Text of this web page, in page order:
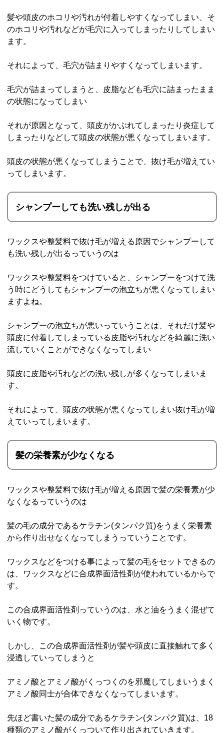
髪や頭皮のホコリや汚れが付着しやすくなってしまい、そ
のホコリや汚れなどが毛穴に入ってしまったりしてしまい
ます。
それによって、毛穴が詰まりやすくなってしまいます。
毛穴が詰まってしまうと、皮脂なども毛穴に詰まったまま
の状態になってしまい
それが原因となって、頭皮がかぶれてしまったり炎症して
しまったりなどして頭皮の状態が悪くなってしまいます。
頭皮の状態が悪くなってしまうことで、抜け毛が増えてい
ってしまいます。
シャンプーしても洗い残しが出る
ワックスや整髪料で抜け毛が増える原因でシャンプーして
も洗い残しが出るっていうのは
ワックスや整髪料をつけていると、シャンプーをつけて洗
う時にどうしてもシャンプーの泡立ちが悪くなってしまい
ますよね。
シャンプーの泡立ちが悪いっていうことは、それだけ髪や
頭皮に付着してしまっている皮脂や汚れなどを綺麗に洗い
流していくことができなくなってしまい
頭皮に皮脂や汚れなどの洗い残しが多くなってしまいま
す。
それによって、頭皮の状態が悪くなってしまい抜け毛が増
えていってしまいます。
髪の栄養素が少なくなる
ワックスや整髪料で抜け毛が増える原因で髪の栄養素が少
なくなるっていうのは
髪の毛の成分であるケラチン(タンパク質)をうまく栄養素
から作り出せなくなってしまうっていうことです。
ワックスなどをつける事によって髪の毛をセットできるの
は、ワックスなどに合成界面活性剤が使われているからで
す。
この合成界面活性剤っていうのは、水と油をうまく混ぜて
いく物です。
しかし、この合成界面活性剤が髪や頭皮に直接触れて多く
浸透していってしまうと
アミノ酸とアミノ酸がくっつくのを邪魔してしまいうまく
アミノ酸同士が合体できなくなってしまいます。
先ほど書いた髪の成分であるケラチン(タンパク質)は、18
種類のアミノ酸がくっついて作り出されていきます。